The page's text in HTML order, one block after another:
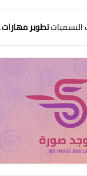
التسمياتتطوير مهارات.